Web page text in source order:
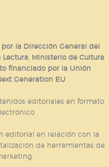
la Dirección General del
Lectura, Ministerio de Cultura
financiado por la Unión
Generation EU
editoriales en formato
editorial en relación con la
de herramientas de